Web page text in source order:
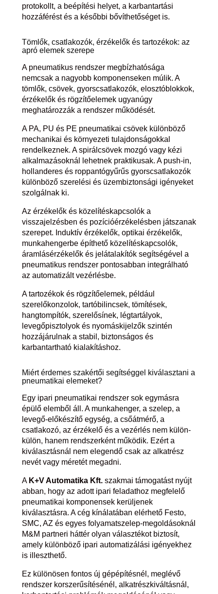
protokollt, a beépítési helyet, a karbantartási
hozzáférést és a későbbi bővíthetőséget is.
Tömlők, csatlakozók, érzékelők és tartozékok: az
apró elemek szerepe
A pneumatikus rendszer megbízhatósága
nemcsak a nagyobb komponenseken múlik. A
tömlők, csövek, gyorscsatlakozók, elosztóblokkok,
érzékelők és rögzítőelemek ugyanúgy
meghatározzák a rendszer működését.
A PA, PU és PE pneumatikai csövek különböző
mechanikai és környezeti tulajdonságokkal
rendelkeznek. A spirálcsövek mozgó vagy kézi
alkalmazásoknál lehetnek praktikusak. A push-in,
hollanderes és roppantógyűrűs gyorscsatlakozók
különböző szerelési és üzembiztonsági igényeket
szolgálnak ki.
Az érzékelők és közelítéskapcsolók a
visszajelzésben és pozícióérzékelésben játszanak
szerepet. Induktív érzékelők, optikai érzékelők,
munkahengerbe építhető közelítéskapcsolók,
áramlásérzékelők és jelátalakítók segítségével a
pneumatikus rendszer pontosabban integrálható
az automatizált vezérlésbe.
A tartozékok és rögzítőelemek, például
szerelőkonzolok, tartóbilincsek, tömítések,
hangtompítók, szerelősínek, légtartályok,
levegőpisztolyok és nyomáskijelzők szintén
hozzájárulnak a stabil, biztonságos és
karbantartható kialakításhoz.
Miért érdemes szakértői segítséggel kiválasztani a
pneumatikai elemeket?
Egy ipari pneumatikai rendszer sok egymásra
épülő elemből áll. A munkahenger, a szelep, a
levegő-előkészítő egység, a csőátmérő, a
csatlakozó, az érzékelő és a vezérlés nem külön-
külön, hanem rendszerként működik. Ezért a
kiválasztásnál nem elegendő csak az alkatrész
nevét vagy méretét megadni.
A K+V Automatika Kft.szakmai támogatást nyújt
abban, hogy az adott ipari feladathoz megfelelő
pneumatikai komponensek kerüljenek
kiválasztásra. A cég kínálatában elérhető Festo,
SMC, AZ és egyes folyamatszelep-megoldásoknál
M&M partneri háttér olyan választékot biztosít,
amely különböző ipari automatizálási igényekhez
is illeszthető.
Ez különösen fontos új gépépítésnél, meglévő
rendszer korszerűsítésénél, alkatrészkiváltásnál,